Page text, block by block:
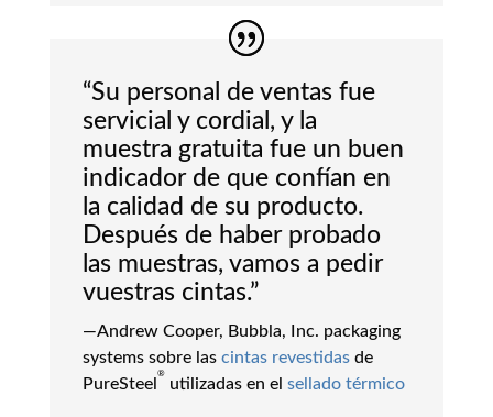
“Su personal de ventas fue
servicial y cordial, y la
muestra gratuita fue un buen
indicador de que confían en
la calidad de su producto.
Después de haber probado
las muestras, vamos a pedir
vuestras cintas.”
—Andrew Cooper, Bubbla, Inc. packaging
systems sobre las cintas revestidasde
PureSteel
®
utilizadas en el sellado térmico